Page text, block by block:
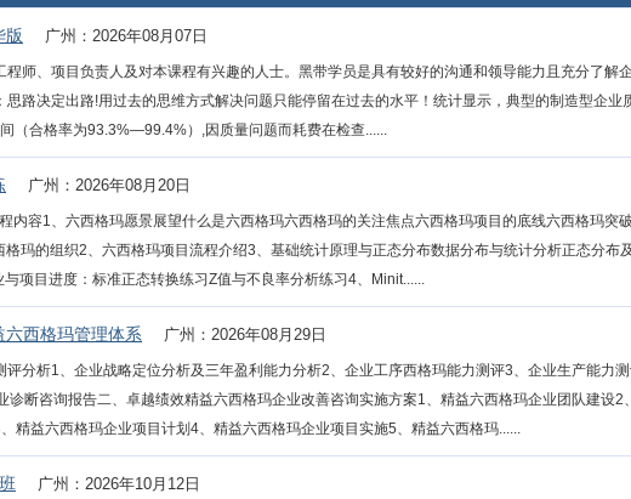
版 广州：2026年08月07日
程师、项目负责人及对本课程有兴趣的人士。黑带学员是具有较好的沟通和领导能力且充分了解
思路决定出路!用过去的思维方式解决问题只能停留在过去的水平！统计显示，典型的制造型企业
（合格率为93.3%—99.4%）,因质量问题而耗费在检查......
广州：2026年08月20日
内容1、六西格玛愿景展望什么是六西格玛六西格玛的关注焦点六西格玛项目的底线六西格玛突
玛的组织2、六西格玛项目流程介绍3、基础统计原理与正态分布数据分布与统计分析正态分布
项目进度：标准正态转换练习Z值与不良率分析练习4、Minit......
西格玛管理体系 广州：2026年08月29日
评分析1、企业战略定位分析及三年盈利能力分析2、企业工序西格玛能力测评3、企业生产能力
诊断咨询报告二、卓越绩效精益六西格玛企业改善咨询实施方案1、精益六西格玛企业团队建设2
精益六西格玛企业项目计划4、精益六西格玛企业项目实施5、精益六西格玛......
广州：2026年10月12日